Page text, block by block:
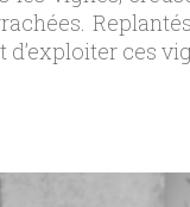
d’exploiter ces